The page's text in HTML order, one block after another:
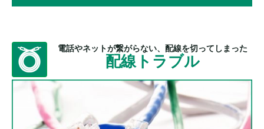
電話やネットが繋がらない、配線を切ってしまった
配線トラブル